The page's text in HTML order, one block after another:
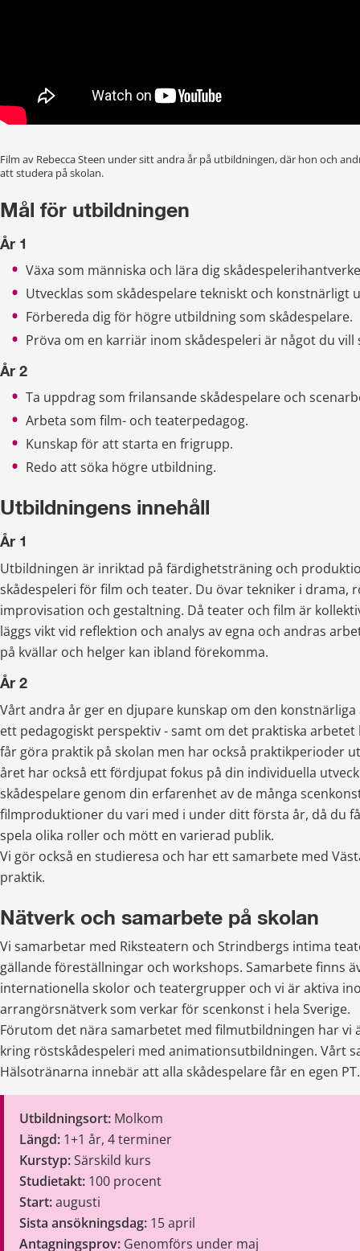
Film av Rebecca Steen under sitt andra år på utbildningen, där hon och
att studera på skolan.
Mål för utbildningen
År 1
Växa som människa och lära dig
Utvecklas som skådespelare tekniskt och konstnärligt
Förbereda dig för högre utbildning som skådespelare.
Pröva om en karriär inom skådespeleri är något du vill
År 2
Ta uppdrag som frilansande skådespelare och
Arbeta som film- och teaterpedagog.
Kunskap för att starta en frigrupp.
Redo att söka högre utbildning.
Utbildningens innehåll
År 1
Utbildningen är inriktad på färdighetsträning och
skådespeleri för film och teater. Du övar tekniker i drama,
improvisation och gestaltning. Då teater och film är
läggs vikt vid reflektion och analys av egna och andras
på kvällar och helger kan ibland förekomma.
År 2
Vårt andra år ger en djupare kunskap om den
ett pedagogiskt perspektiv - samt om det praktiska arbetet
får göra praktik på skolan men har också praktikperioder
året har också ett fördjupat fokus på din individuella
skådespelare genom din erfarenhet av de många
filmproduktioner du vari med i under ditt första år, då du
spela olika roller och mött en varierad publik.
Vi gör också en studieresa och har ett samarbete med
praktik.
Nätverk och samarbete på skolan
Vi samarbetar med Riksteatern och Strindbergs intima
gällande föreställningar och workshops. Samarbete finns
internationella skolor och teatergrupper och vi är aktiva
arrangörsnätverk som verkar för scenkonst i hela Sverige.
Förutom det nära samarbetet med filmutbildningen har vi
kring röstskådespeleri med animationsutbildningen. Vårt
Hälsotränarna innebär att alla skådespelare får en egen PT.
Utbildningsort: Molkom
Längd: 1+1 år, 4 terminer
Kurstyp: Särskild kurs
Studietakt: 100 procent
Start: augusti
Sista ansökningsdag: 15 april
Antagningsprov: Genomförs under maj